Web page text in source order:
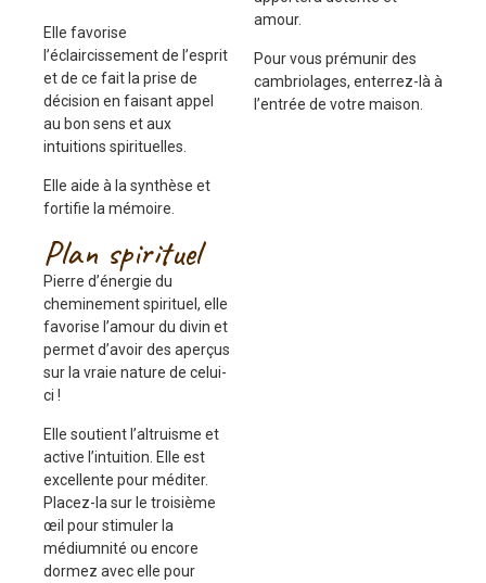
Elle favorise
l’éclaircissement de l’esprit
et de ce fait la prise de
décision en faisant appel
au bon sens et aux
intuitions spirituelles.
Elle aide à la synthèse et
fortifie la mémoire.
Plan spirituel
Pierre d’énergie du
cheminement spirituel, elle
favorise l’amour du divin et
permet d’avoir des aperçus
sur la vraie nature de celui-
ci !
Elle soutient l’altruisme et
active l’intuition. Elle est
excellente pour méditer.
Placez-la sur le troisième
œil pour stimuler la
médiumnité ou encore
dormez avec elle pour
amour.
Pour vous prémunir des
cambriolages, enterrez-là à
l’entrée de votre maison.